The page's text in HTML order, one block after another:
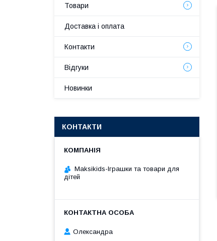
Товари
Доставка і оплата
Контакти
Відгуки
Новинки
КОНТАКТИ
Maksikids-Іграшки та товари для
дітей
Олександра